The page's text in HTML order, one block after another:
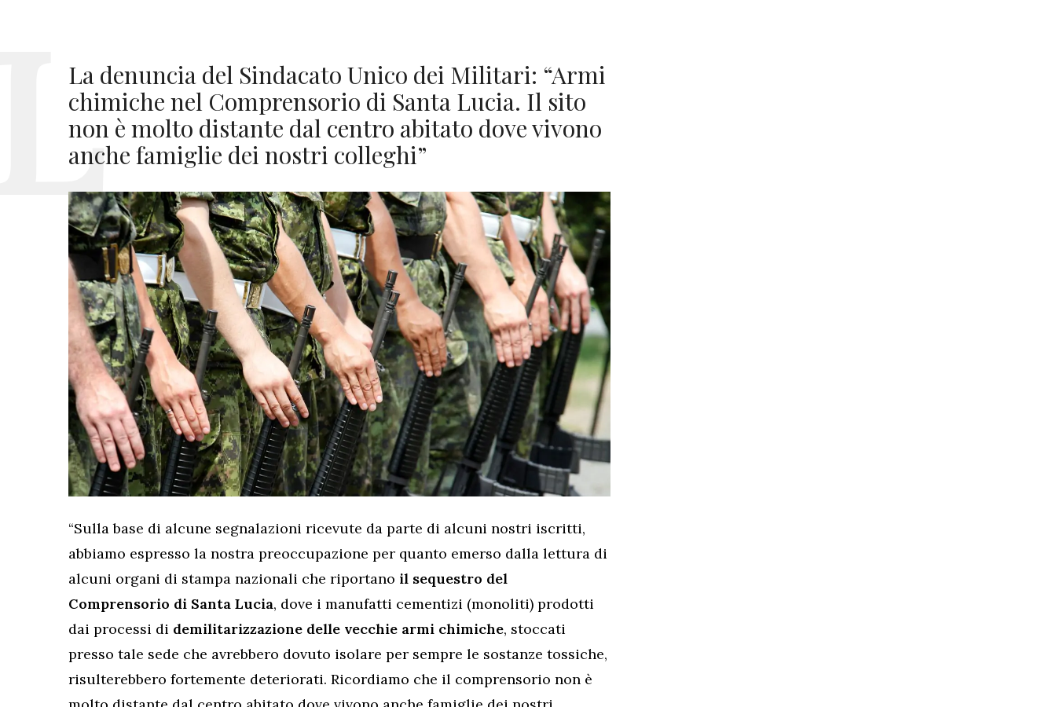
La denuncia del Sindacato Unico dei Militari: “Armi
chimiche nel Comprensorio di Santa Lucia. Il sito
non è molto distante dal centro abitato dove vivono
anche famiglie dei nostri colleghi”
“Sulla base di alcune segnalazioni ricevute da parte di alcuni nostri iscritti,
abbiamo espresso la nostra preoccupazione per quanto emerso dalla lettura di
alcuni organi di stampa nazionali che riportano il sequestro del
Comprensorio di Santa Lucia, dove i manufatti cementizi (monoliti) prodotti
dai processi di demilitarizzazione delle vecchie armi chimiche, stoccati
presso tale sede che avrebbero dovuto isolare per sempre le sostanze tossiche,
risulterebbero fortemente deteriorati. Ricordiamo che il comprensorio non è